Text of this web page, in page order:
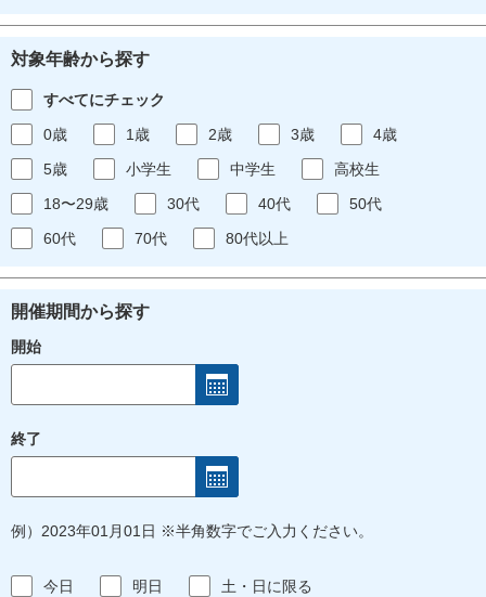
対象年齢から探す
すべてにチェック
0歳
1歳 2歳 3歳
4歳
5歳
小学生 中学生
高校生
18〜29歳
30代 40代
50代
60代
70代 80代以上
開催期間から探す
開始
終了
例）2023年01月01日 ※半角数字でご入力ください。
今日 明日
土・日に限る